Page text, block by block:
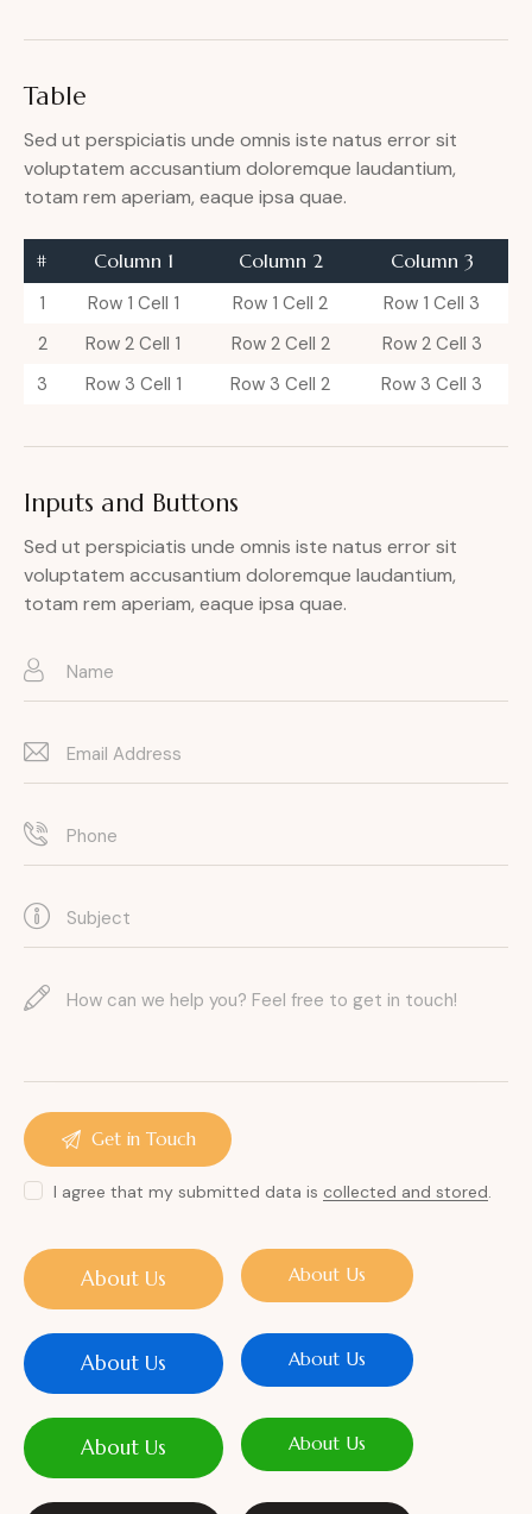
Table
Sed ut perspiciatis unde omnis iste natus error sit
voluptatem accusantium doloremque laudantium,
totam rem aperiam, eaque ipsa quae.
# Column 1 Column 2
Column 3
1
Row 1 Cell 1 Row 1 Cell 2
Row 1 Cell 3
2
Row 2 Cell 1 Row 2 Cell 2
Row 2 Cell 3
3
Row 3 Cell 1 Row 3 Cell 2 Row 3 Cell 3
Inputs and Buttons
Sed ut perspiciatis unde omnis iste natus error sit
voluptatem accusantium doloremque laudantium,
totam rem aperiam, eaque ipsa quae.
I agree that my submitted data iscollected and stored
About Us About Us
About Us About Us
About Us About Us